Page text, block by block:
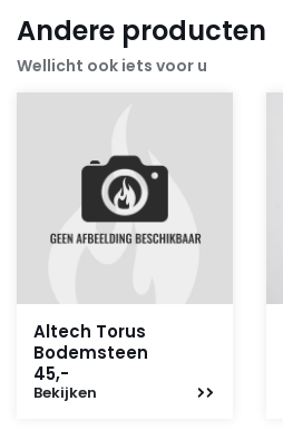
Andere producten
Wellicht ook iets voor u
Altech Torus
Bodemsteen
45,-
Bekijken